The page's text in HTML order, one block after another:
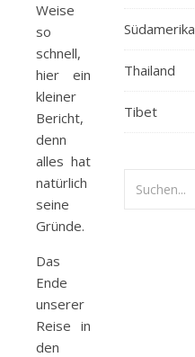
Weise
so
schnell,
hier ein
kleiner
Bericht,
denn
alles hat
natürlich
seine
Gründe.
Das
Ende
unserer
Reise in
den
Südamerika
Thailand
Tibet